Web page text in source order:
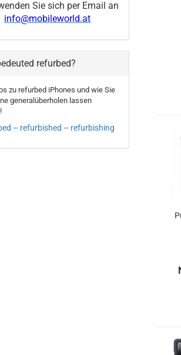
Sie sich per Email an
info@mobileworld.at
refurbed?
zu refurbed iPhones und wie Sie
generalüberholen lassen
– refurbished – refurbishing